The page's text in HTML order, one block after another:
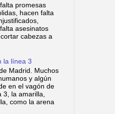
promesas
hacen falta
asesinatos
cabezas a
la línea 3
Madrid. Muchos
y algún
en el vagón de
3, la amarilla,
como la arena